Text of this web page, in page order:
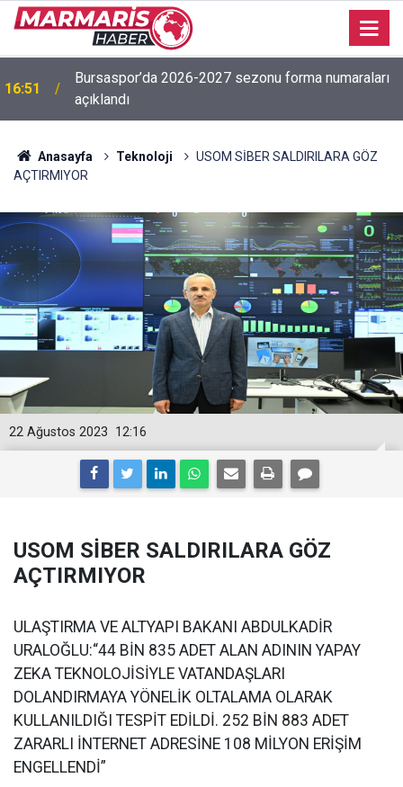
16:51
Bursaspor’da 2026-2027 sezonu forma numaraları
açıklandı
Anasayfa Teknoloji
USOM SİBER SALDIRILARA GÖZ
AÇTIRMIYOR
12:16
22 Ağustos 2023
USOM SİBER SALDIRILARA GÖZ
AÇTIRMIYOR
ULAŞTIRMA VE ALTYAPI BAKANI ABDULKADİR
URALOĞLU:“44 BİN 835 ADET ALAN ADININ YAPAY
ZEKA TEKNOLOJİSİYLE VATANDAŞLARI
DOLANDIRMAYA YÖNELİK OLTALAMA OLARAK
KULLANILDIĞI TESPİT EDİLDİ. 252 BİN 883 ADET
ZARARLI İNTERNET ADRESİNE 108 MİLYON ERİŞİM
ENGELLENDİ”